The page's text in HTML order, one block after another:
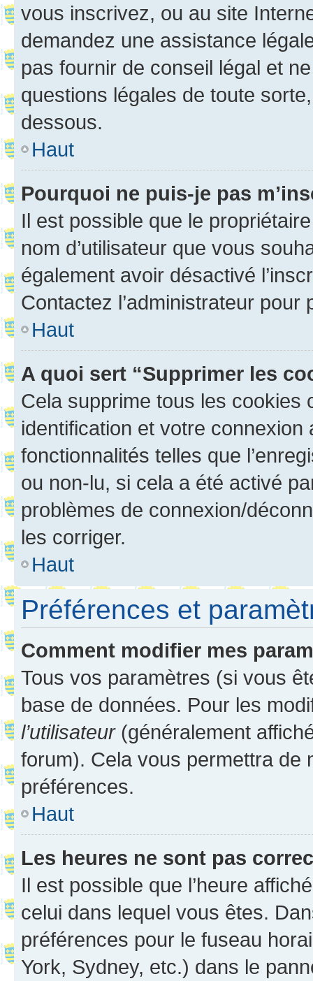
vous inscrivez, ou au site
demandez une assistance
pas fournir de conseil légal et
questions légales de toute
dessous.
Haut
Pourquoi ne puis-je pas
Il est possible que le
nom d’utilisateur que vous
également avoir désactivé
Contactez l’administrateur
Haut
A quoi sert “Supprimer les
Cela supprime tous les cookies
identification et votre
fonctionnalités telles que
ou non-lu, si cela a été activé
problèmes de connexion/
les corriger.
Haut
Préférences et
Comment modifier mes
Tous vos paramètres (si vous
base de données. Pour les
l’utilisateur(généralement
forum). Cela vous permettra de
préférences.
Haut
Les heures ne sont pas
Il est possible que l’heure
celui dans lequel vous êtes.
préférences pour le fuseau
York, Sydney, etc.) dans le